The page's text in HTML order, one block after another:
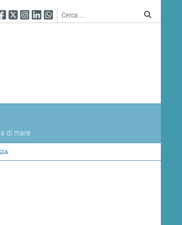
su Facebook
Seguici su Twitter
Seguici su Instagram
Seguici su Linkedin
Seguici su WhatsApp
di mare